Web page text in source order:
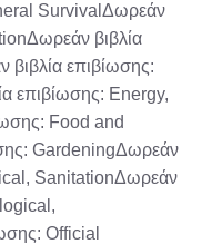
SurvivalΔωρεάν
βιβλία
επιβίωσης:
επιβίωσης: Energy,
Food and
GardeningΔωρεάν
SanitationΔωρεάν
Official